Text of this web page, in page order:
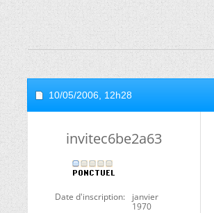
10/05/2006, 12h28
invitec6be2a63
Date d'inscription
janvier
1970